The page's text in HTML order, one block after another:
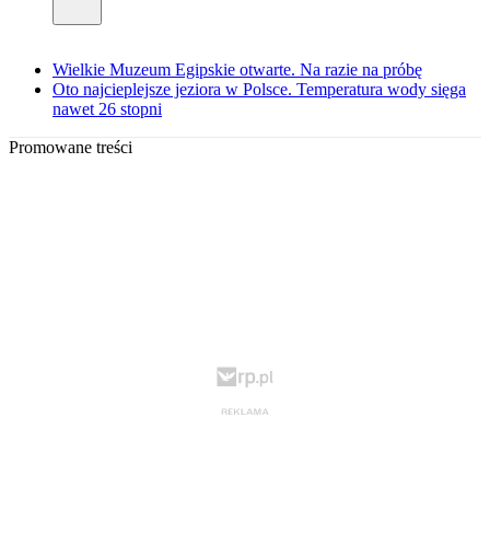
Wielkie Muzeum Egipskie otwarte. Na razie na próbę
Oto najcieplejsze jeziora w Polsce. Temperatura wody sięga
nawet 26 stopni
Promowane treści